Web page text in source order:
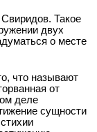
Такое
двух
о месте
что называют
от
деле
сущности